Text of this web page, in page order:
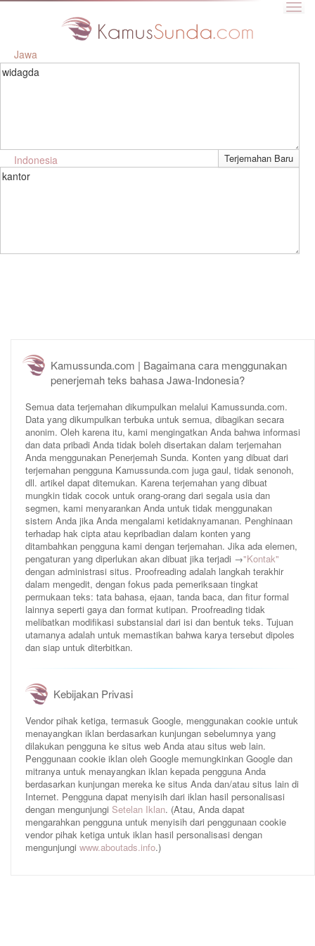
Jawa
widagda
Indonesia
kantor
Kamussunda.com | Bagaimana cara menggunakan
penerjemah teks bahasa Jawa-Indonesia?
Semua data terjemahan dikumpulkan melalui Kamussunda.com.
Data yang dikumpulkan terbuka untuk semua, dibagikan secara
anonim. Oleh karena itu, kami mengingatkan Anda bahwa informasi
dan data pribadi Anda tidak boleh disertakan dalam terjemahan
Anda menggunakan Penerjemah Sunda. Konten yang dibuat dari
terjemahan pengguna Kamussunda.com juga gaul, tidak senonoh,
dll. artikel dapat ditemukan. Karena terjemahan yang dibuat
mungkin tidak cocok untuk orang-orang dari segala usia dan
segmen, kami menyarankan Anda untuk tidak menggunakan
sistem Anda jika Anda mengalami ketidaknyamanan. Penghinaan
terhadap hak cipta atau kepribadian dalam konten yang
ditambahkan pengguna kami dengan terjemahan. Jika ada elemen,
pengaturan yang diperlukan akan dibuat jika terjadi →"Kontak"
dengan administrasi situs. Proofreading adalah langkah terakhir
dalam mengedit, dengan fokus pada pemeriksaan tingkat
permukaan teks: tata bahasa, ejaan, tanda baca, dan fitur formal
lainnya seperti gaya dan format kutipan. Proofreading tidak
melibatkan modifikasi substansial dari isi dan bentuk teks. Tujuan
utamanya adalah untuk memastikan bahwa karya tersebut dipoles
dan siap untuk diterbitkan.
Kebijakan Privasi
Vendor pihak ketiga, termasuk Google, menggunakan cookie untuk
menayangkan iklan berdasarkan kunjungan sebelumnya yang
dilakukan pengguna ke situs web Anda atau situs web lain.
Penggunaan cookie iklan oleh Google memungkinkan Google dan
mitranya untuk menayangkan iklan kepada pengguna Anda
berdasarkan kunjungan mereka ke situs Anda dan/atau situs lain di
Internet. Pengguna dapat menyisih dari iklan hasil personalisasi
dengan mengunjungi Setelan Iklan. (Atau, Anda dapat
mengarahkan pengguna untuk menyisih dari penggunaan cookie
vendor pihak ketiga untuk iklan hasil personalisasi dengan
mengunjungi www.aboutads.info.)